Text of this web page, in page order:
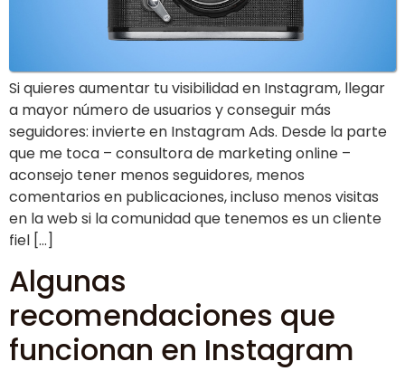
Si quieres aumentar tu visibilidad en Instagram, llegar
a mayor número de usuarios y conseguir más
seguidores: invierte en Instagram Ads. Desde la parte
que me toca – consultora de marketing online –
aconsejo tener menos seguidores, menos
comentarios en publicaciones, incluso menos visitas
en la web si la comunidad que tenemos es un cliente
fiel […]
Algunas
recomendaciones que
funcionan en Instagram